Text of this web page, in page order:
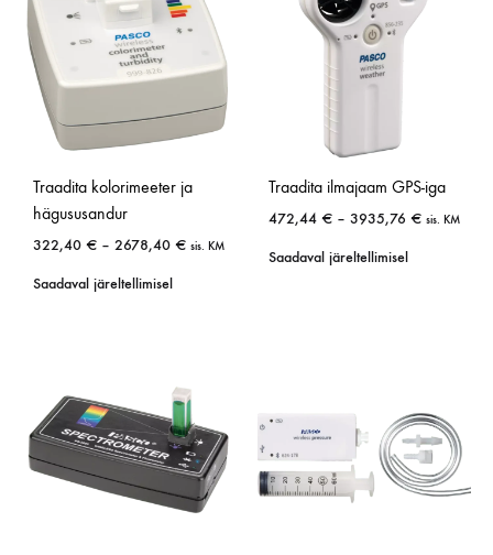
Traadita kolorimeeter ja
hägususandur
322,40 € – 2678,40 € sis. KM
Saadaval järeltellimisel
Traadita ilmajaam GPS-iga
472,44 € – 3935,76 € sis. KM
Saadaval järeltellimisel